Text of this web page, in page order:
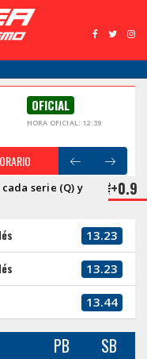
OFICIAL
HORA OFICIAL: 12:39
serie (Q) y
+0.9
13.23
13.23
13.44
PB SB